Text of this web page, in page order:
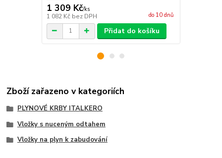
1 309 Kč/ks
1 082 Kč bez DPH do 10 dnů
Přidat do košíku
Zboží zařazeno v kategoriích
PLYNOVÉ KRBY ITALKERO
Vložky s nuceným odtahem
Vložky na plyn k zabudování